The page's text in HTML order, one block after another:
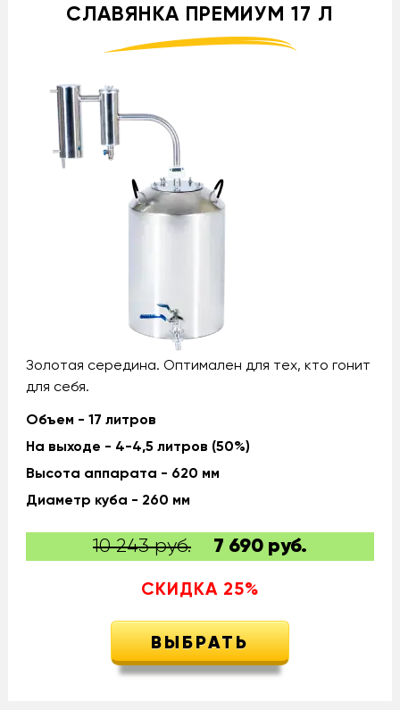
СЛАВЯНКА ПРЕМИУМ 17 Л
Золотая середина. Оптимален для тех, кто гонит
для себя.
Объем - 17 литров
На выходе - 4-4,5 литров (50%)
Высота аппарата - 620 мм
Диаметр куба - 260 мм
10 243 руб. 7 690руб.
СКИДКА 25%
ВЫБРАТЬ